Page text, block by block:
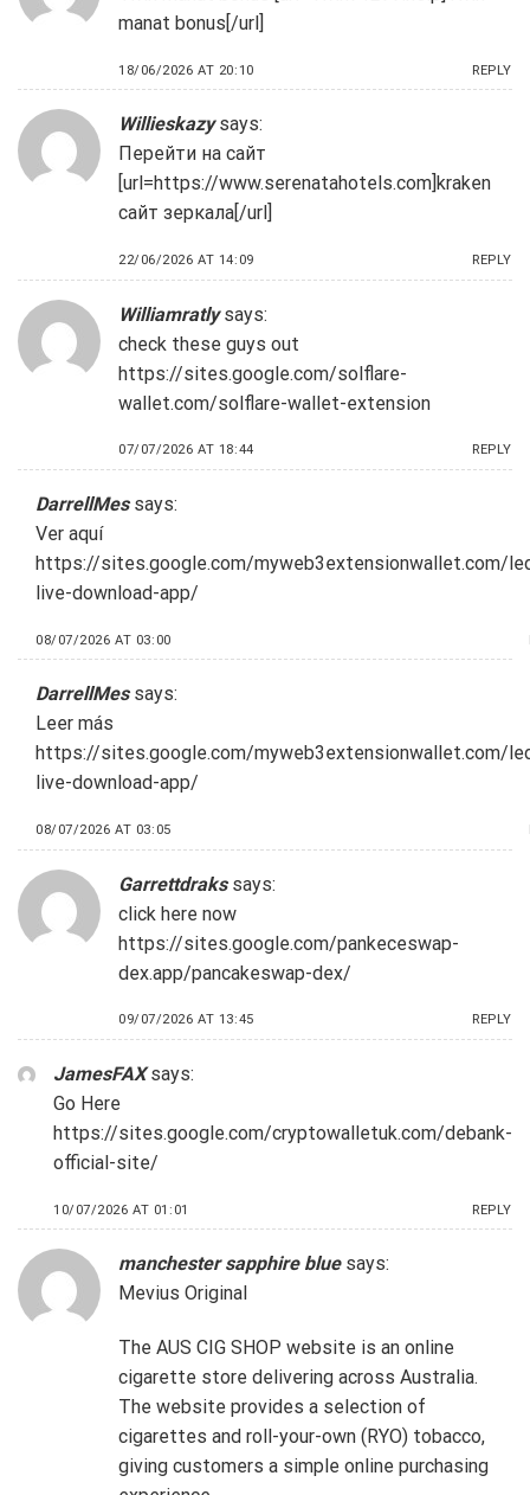
manat bonus[/url]
18/06/2026 AT 20:10 REPLY
Willieskazy says:
Перейти на сайт
[url=https://www.serenatahotels.com]kraken
сайт зеркала[/url]
22/06/2026 AT 14:09 REPLY
Williamratly says:
check these guys out
https://sites.google.com/solflare-
wallet.com/solflare-wallet-extension
07/07/2026 AT 18:44 REPLY
DarrellMes says:
Ver aquí
https://sites.google.com/myweb3extensionwallet.com/
live-download-app/
08/07/2026 AT 03:00
DarrellMes says:
Leer más
https://sites.google.com/myweb3extensionwallet.com/
live-download-app/
08/07/2026 AT 03:05
Garrettdraks says:
click here now
https://sites.google.com/pankeceswap-
dex.app/pancakeswap-dex/
09/07/2026 AT 13:45 REPLY
JamesFAX says:
Go Here
https://sites.google.com/cryptowalletuk.com/debank-
official-site/
10/07/2026 AT 01:01 REPLY
manchester sapphire blue says:
Mevius Original
The AUS CIG SHOP website is an online
cigarette store delivering across Australia.
The website provides a selection of
cigarettes and roll-your-own (RYO) tobacco,
giving customers a simple online purchasing